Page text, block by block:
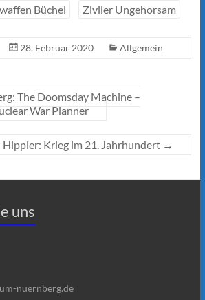
Büchel Ziviler Ungehorsam
28. Februar 2020 Allgemein
The Doomsday Machine –
War Planner
Hippler: Krieg im 21. Jahrhundert →
uns
nuernberg.de